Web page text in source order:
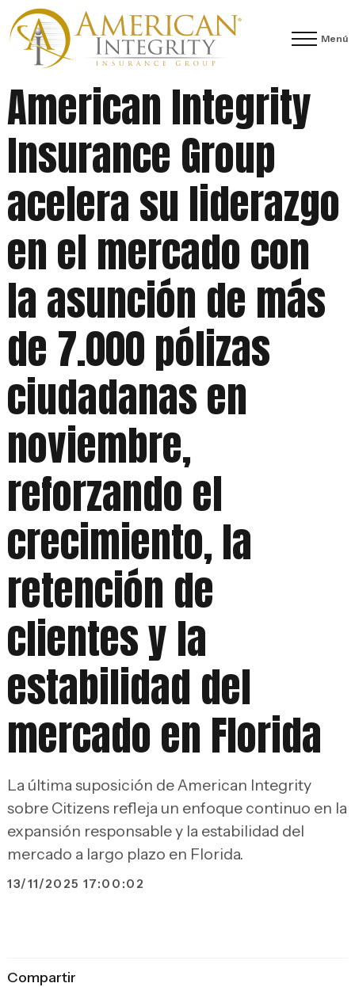
Menú
American Integrity
Insurance Group
acelera su liderazgo
en el mercado con
la asunción de más
de 7.000 pólizas
ciudadanas en
noviembre,
reforzando el
crecimiento, la
retención de
clientes y la
estabilidad del
mercado en Florida
La última suposición de American Integrity
sobre Citizens refleja un enfoque continuo en la
expansión responsable y la estabilidad del
mercado a largo plazo en Florida.
13/11/2025 17:00:02
Compartir